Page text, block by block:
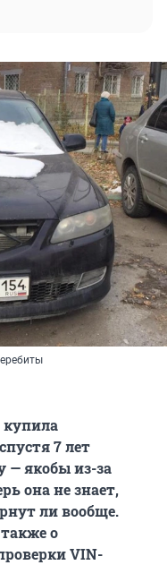
купила
7 лет
— якобы из-за
она не знает,
ли вообще.
о
VIN-